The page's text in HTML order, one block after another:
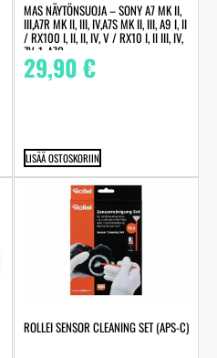
MAS NÄYTÖNSUOJA – SONY A7 MK II,
III,A7R MK II, III, IV,A7S MK II, III, A9 I, II
/ RX100 I, II, II, IV, V / RX10 I, II III, IV,
ZV-1, A7C
29,90€
LISÄÄ OSTOSKORIIN
ROLLEI SENSOR CLEANING SET (APS-C)